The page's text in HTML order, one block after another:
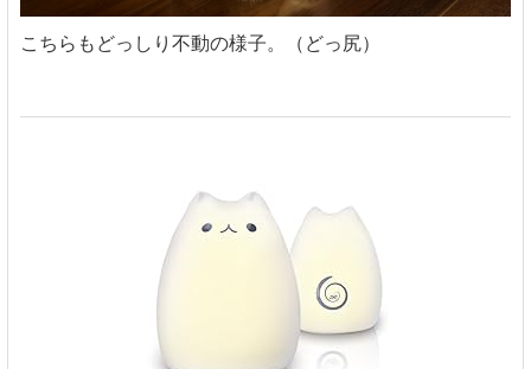
こちらもどっしり不動の様子。（どっ尻）